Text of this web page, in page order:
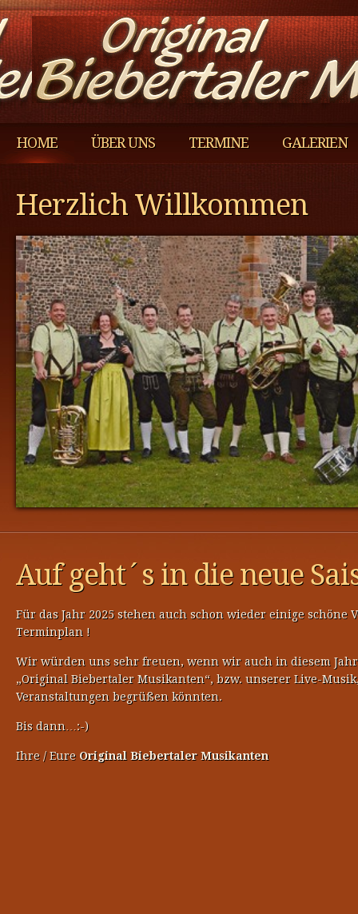
HOME ÜBER UNS TERMINE GALERIEN
Herzlich Willkommen
Auf geht´s in die neue
Für das Jahr 2025 stehen auch schon wieder einige schöne
Terminplan !
Wir würden uns sehr freuen, wenn wir auch in diesem
„Original Biebertaler Musikanten“, bzw. unserer Live-
Veranstaltungen begrüßen könnten.
Bis dann…:-)
Ihre / Eure Original Biebertaler Musikanten